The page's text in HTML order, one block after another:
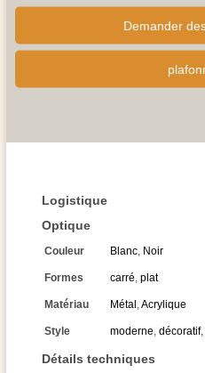
Demander
Logistique
Optique
Couleur Blanc, Noir
Formes carré, plat
Matériau Métal ,Acrylique
Style moderne, décoratif,
Détails techniques